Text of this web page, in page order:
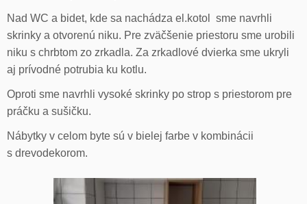
Nad WC a bidet, kde sa nachádza el.kotol sme navrhli
skrinky a otvorenú niku. Pre zväčšenie priestoru sme urobili
niku s chrbtom zo zrkadla. Za zrkadlové dvierka sme ukryli
aj prívodné potrubia ku kotlu.
Oproti sme navrhli vysoké skrinky po strop s priestorom pre
práčku a sušičku.
Nábytky v celom byte sú v bielej farbe v kombinácii
s drevodekorom.